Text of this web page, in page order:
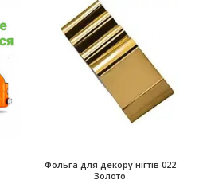
Фольга для декору нігтів 022
Золото